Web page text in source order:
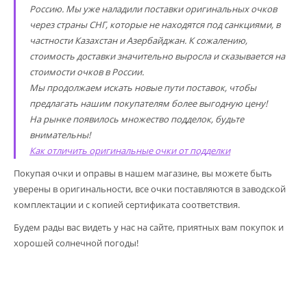
Россию. Мы уже наладили поставки оригинальных очков
через страны СНГ, которые не находятся под санкциями, в
частности Казахстан и Азербайджан. К сожалению,
стоимость доставки значительно выросла и сказывается на
стоимости очков в России.
Мы продолжаем искать новые пути поставок, чтобы
предлагать нашим покупателям более выгодную цену!
На рынке появилось множество подделок, будьте
внимательны!
Как отличить оригинальные очки от подделки
Покупая очки и оправы в нашем магазине, вы можете быть
уверены в оригинальности, все очки поставляются в заводской
комплектации и с копией сертификата соответствия.
Будем рады вас видеть у нас на сайте, приятных вам покупок и
хорошей солнечной погоды!